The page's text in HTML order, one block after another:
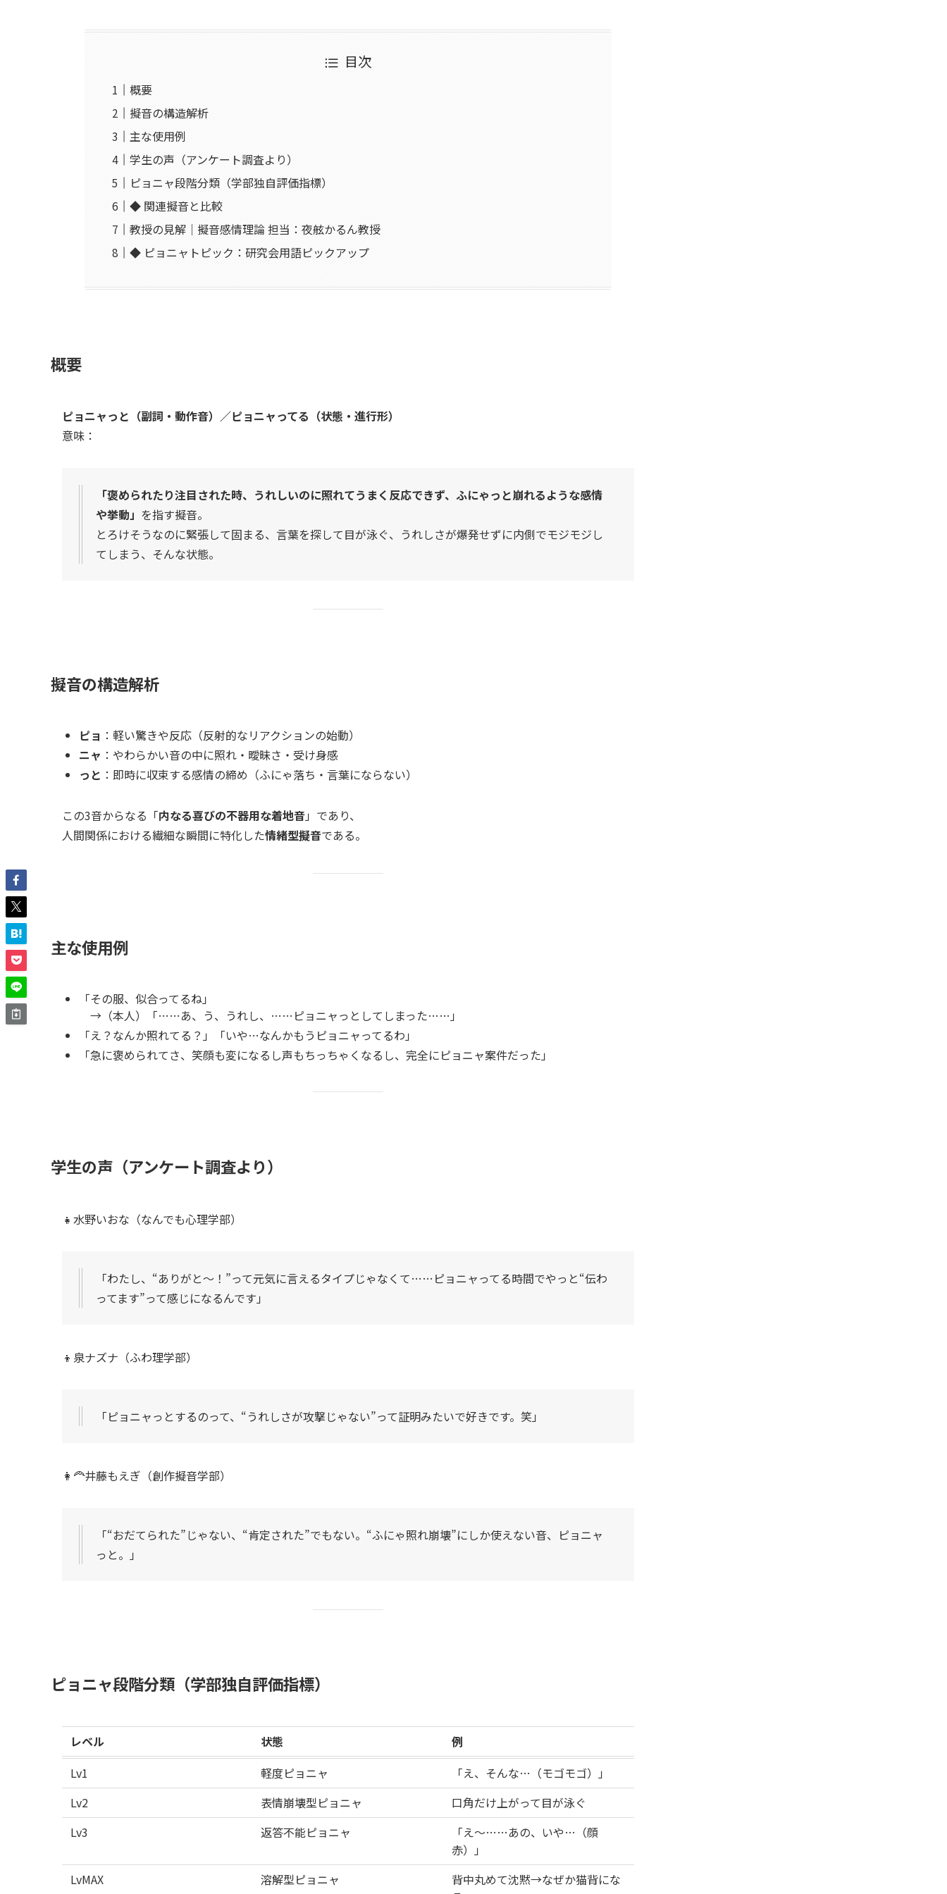
目次
概要
擬音の構造解析
主な使用例
学生の声（アンケート調査より）
ピョニャ段階分類（学部独自評価指標）
◆ 関連擬音と比較
教授の見解｜擬音感情理論 担当：夜舷かるん教授
◆ ピョニャトピック：研究会用語ピックアップ
概要
ピョニャっと（副詞・動作音）／ピョニャってる（状態・進行形）
意味：
「褒められたり注目された時、うれしいのに照れてうまく反応できず、ふにゃっと崩れるような感情
や挙動」 を指す擬音。
とろけそうなのに緊張して固まる、言葉を探して目が泳ぐ、うれしさが爆発せずに内側でモジモジし
てしまう、そんな状態。
擬音の構造解析
ピョ ：軽い驚きや反応（反射的なリアクションの始動）
ニャ ：やわらかい音の中に照れ・曖昧さ・受け身感
っと ：即時に収束する感情の締め（ふにゃ落ち・言葉にならない）
この3音からなる「内なる喜びの不器用な着地音」であり、
人間関係における繊細な瞬間に特化した情緒型擬音である。
主な使用例
「その服、似合ってるね」
→（本人）「……あ、う、うれし、……ピョニャっとしてしまった……」
「え？なんか照れてる？」「いや…なんかもうピョニャってるわ」
「急に褒められてさ、笑顔も変になるし声もちっちゃくなるし、完全にピョニャ案件だった」
学生の声（アンケート調査より）
👧水野いおな（なんでも心理学部）
「わたし、“ありがと〜！”って元気に言えるタイプじゃなくて……ピョニャってる時間でやっと“伝わ
ってます”って感じになるんです」
👦泉ナズナ（ふわ理学部）
「ピョニャっとするのって、“うれしさが攻撃じゃない”って証明みたいで好きです。笑」
👩‍🦰井藤もえぎ（創作擬音学部）
「“おだてられた”じゃない、“肯定された”でもない。“ふにゃ照れ崩壊”にしか使えない音、ピョニャ
っと。」
ピョニャ段階分類（学部独自評価指標）
レベル 状態
例
Lv1
軽度ピョニャ
「え、そんな…（モゴモゴ）」
Lv2
表情崩壊型ピョニャ
口角だけ上がって目が泳ぐ
Lv3
返答不能ピョニャ
「え〜……あの、いや…（顔
赤）」
LvMAX
溶解型ピョニャ
背中丸めて沈黙→なぜか猫背にな